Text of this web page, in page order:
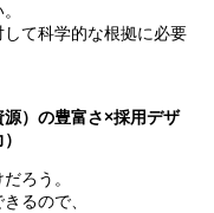
て科学的な根拠に必要
）の豊富さ×採用デザ
ろう。
るので、